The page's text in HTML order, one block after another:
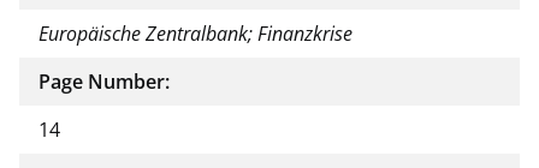
Europäische Zentralbank; Finanzkrise
Page Number:
14